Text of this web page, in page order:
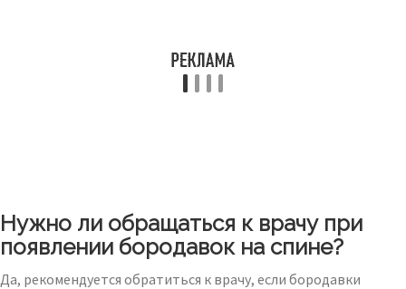
Нужно ли обращаться к врачу при
появлении бородавок на спине?
Да, рекомендуется обратиться к врачу, если бородавки